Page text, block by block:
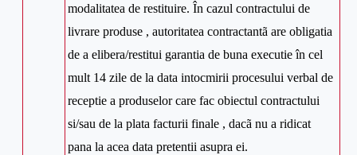
modalitatea de restituire. În cazul contractului de
livrare produse , autoritatea contractantã are obligatia
de a elibera/restitui garantia de buna executie în cel
mult 14 zile de la data intocmirii procesului verbal de
receptie a produselor care fac obiectul contractului
si/sau de la plata facturii finale , dacã nu a ridicat
pana la acea data pretentii asupra ei.